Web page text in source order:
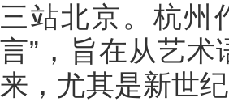
三站北京。杭州
言”，旨在从艺
来，尤其是新世